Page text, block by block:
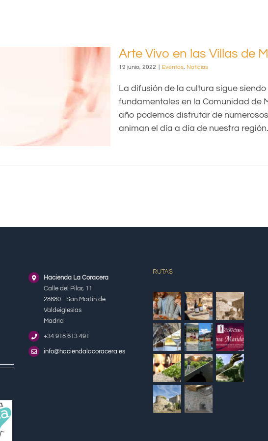
Arte Vivo en las Villas de
19 junio, 2022 Eventos, Noticias
La difusión de la cultura sigue
fundamentales en la Comunidad de
año podemos disfrutar de
animan el día a día de nuestra región.
Hacienda La Coracera
Calle del Pilar, 11
28680 - San Martín de
Valdeiglesias
Madrid
+34 918 613 491
info@haciendalacoracera.es
RUTAS